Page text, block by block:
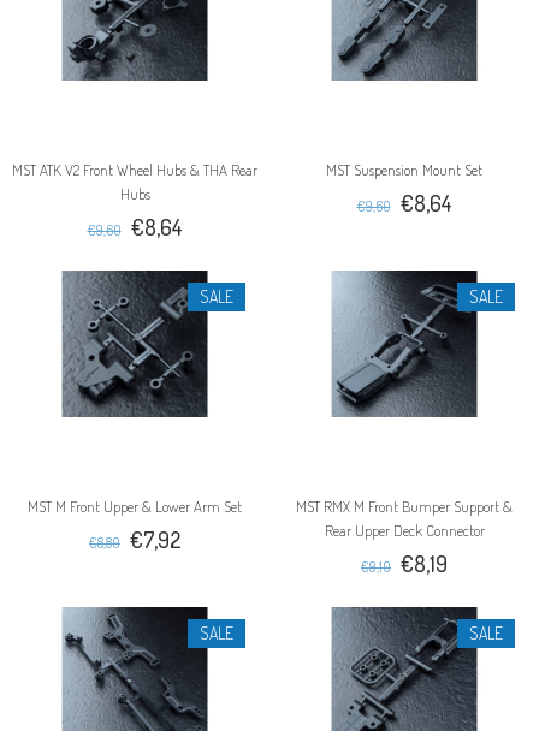
MST ATK V2 Front Wheel Hubs & THA Rear
Hubs
€9,60 €8,64
MST Suspension Mount Set
€9,60 €8,64
SALE
MST M Front Upper & Lower Arm Set
€8,80 €7,92
SALE
MST RMX M Front Bumper Support &
Rear Upper Deck Connector
€9,10 €8,19
SALE SALE